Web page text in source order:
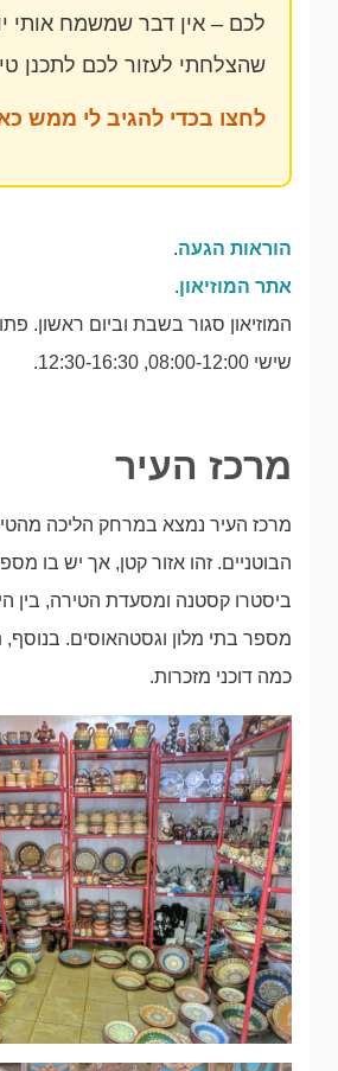
לכם – אין דבר שמשמח אותי
שהצלחתי לעזור לכם לתכנן
לחצו בכדי להגיב לי ממש
הוראות הגעה.
אתר המוזיאון.
המוזיאון סגור בשבת וביום ראשון.
שישי 08:00-12:00, 12:30-16:30.
מרכז העיר
מרכז העיר נמצא במרחק הליכה
הבוטניים. זהו אזור קטן, אך יש בו
ביסטרו קסטנה ומסעדת הטירה, בין
מספר בתי מלון וגסטהאוסים. בנוסף,
כמה דוכני מזכרות.